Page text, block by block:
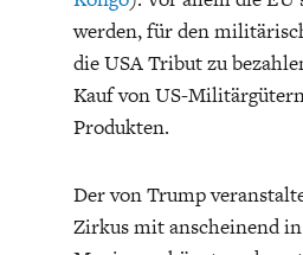
werden, für den
die USA Tribut zu
Kauf von US-
Produkten.
Der von Trump
Zirkus mit anscheinend